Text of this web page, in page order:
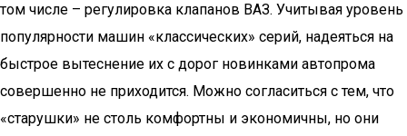
том числе – регулировка клапанов ВАЗ. Учитывая уровень
популярности машин «классических» серий, надеяться на
быстрое вытеснение их с дорог новинками автопрома
совершенно не приходится. Можно согласиться с тем, что
«старушки» не столь комфортны и экономичны, но они